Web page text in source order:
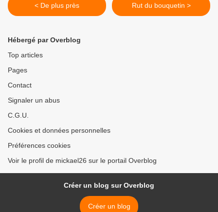
< De plus près Rut du bouquetin >
Hébergé par Overblog
Top articles
Pages
Contact
Signaler un abus
C.G.U.
Cookies et données personnelles
Préférences cookies
Voir le profil de mickael26 sur le portail Overblog
Créer un blog sur Overblog
Créer un blog